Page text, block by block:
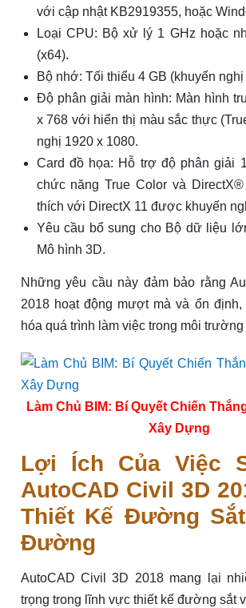
với cập nhật KB2919355, hoặc
Loại CPU: Bộ xử lý 1 GHz hoặc
(x64).
Bộ nhớ: Tối thiểu 4 GB (khuyến
Độ phân giải màn hình: Màn hình
x 768 với hiển thị màu sắc thực
nghị 1920 x 1080.
Card đồ họa: Hỗ trợ độ phân giải
chức năng True Color và
thích với DirectX 11 được khuyến
Yêu cầu bổ sung cho Bộ dữ liệu
Mô hình 3D.
Những yêu cầu này đảm bảo rằng
2018 hoạt động mượt mà và ổn
hóa quá trình làm việc trong môi trường
Làm Chủ BIM: Bí Quyết Chiến
Xây Dựng
Lợi Ích Của Việc
AutoCAD Civil 3D
Thiết Kế Đường
Đường
AutoCAD Civil 3D 2018 mang lại
trọng trong lĩnh vực thiết kế đường sắt